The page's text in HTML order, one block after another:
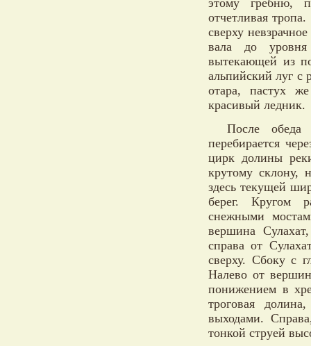
отчетливая
сверху
вала до уровня
вытекающей из
альпийский луг с
отара, пастух
красивый ледник.
После обеда
перебирается
цирк долины
крутому склону,
здесь текущей
берег. Кругом
снежными
вершина
справа от
сверху. Сбоку с
Налево от
понижением в
троговая
выходами.
тонкой струей